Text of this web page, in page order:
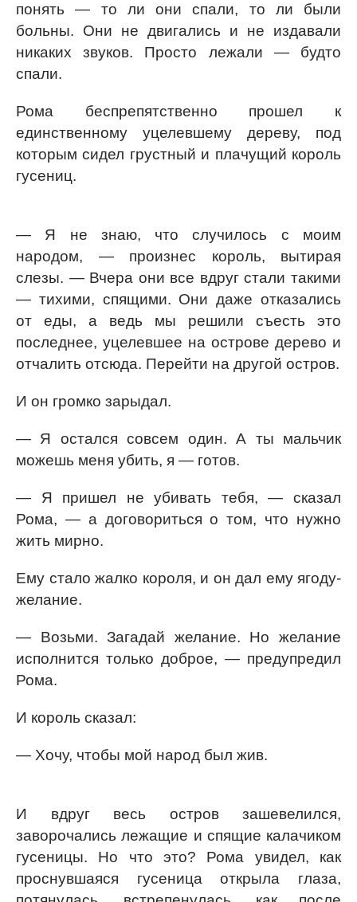
понять — то ли они спали, то ли были
больны. Они не двигались и не издавали
никаких звуков. Просто лежали — будто
спали.
Рома беспрепятственно прошел к
единственному уцелевшему дереву, под
которым сидел грустный и плачущий король
гусениц.
— Я не знаю, что случилось с моим
народом, — произнес король, вытирая
слезы. — Вчера они все вдруг стали такими
— тихими, спящими. Они даже отказались
от еды, а ведь мы решили съесть это
последнее, уцелевшее на острове дерево и
отчалить отсюда. Перейти на другой остров.
И он громко зарыдал.
— Я остался совсем один. А ты мальчик
можешь меня убить, я — готов.
— Я пришел не убивать тебя, — сказал
Рома, — а договориться о том, что нужно
жить мирно.
Ему стало жалко короля, и он дал ему ягоду-
желание.
— Возьми. Загадай желание. Но желание
исполнится только доброе, — предупредил
Рома.
И король сказал:
— Хочу, чтобы мой народ был жив.
И вдруг весь остров зашевелился,
заворочались лежащие и спящие калачиком
гусеницы. Но что это? Рома увидел, как
проснувшаяся гусеница открыла глаза,